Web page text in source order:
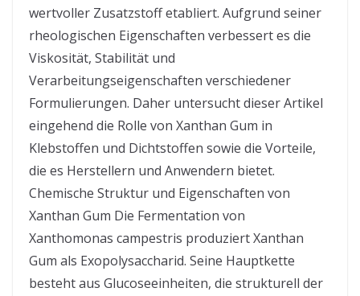
wertvoller Zusatzstoff etabliert. Aufgrund seiner
rheologischen Eigenschaften verbessert es die
Viskosität, Stabilität und
Verarbeitungseigenschaften verschiedener
Formulierungen. Daher untersucht dieser Artikel
eingehend die Rolle von Xanthan Gum in
Klebstoffen und Dichtstoffen sowie die Vorteile,
die es Herstellern und Anwendern bietet.
Chemische Struktur und Eigenschaften von
Xanthan Gum Die Fermentation von
Xanthomonas campestris produziert Xanthan
Gum als Exopolysaccharid. Seine Hauptkette
besteht aus Glucoseeinheiten, die strukturell der